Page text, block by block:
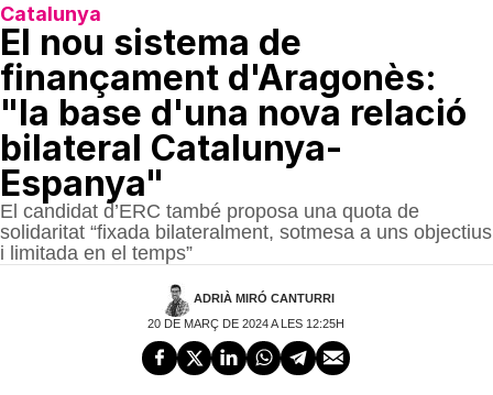
Catalunya
El nou sistema de
finançament d'Aragonès:
"la base d'una nova relació
bilateral Catalunya-
Espanya"
El candidat d’ERC també proposa una quota de
solidaritat “fixada bilateralment, sotmesa a uns objectius
i limitada en el temps”
ADRIÀ MIRÓ CANTURRI
20 DE MARÇ DE 2024 A LES 12:25H